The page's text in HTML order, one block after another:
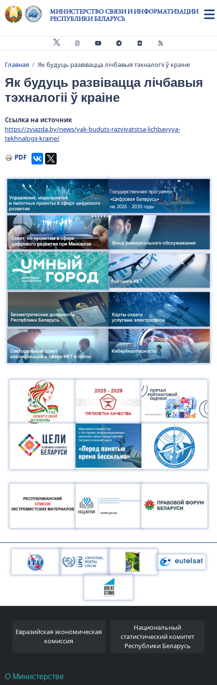
Перейти к основному содержанию
МИНИСТЕРСТВО СВЯЗИ И ИНФОРМАТИЗАЦИИ
РЕСПУБЛИКИ БЕЛАРУСЬ
Строка навигации
Главная Як будуць развівацца лічбавыя тэхналогіі ў краіне
Як будуць развівацца лічбавыя
тэхналогіі ў краіне
Ссылка на источник
https://zviazda.by/news/yak-buduts-razvivatstsa-lichbavyya-
tekhnalogii-kraine/
PDF
Евразийская экономическая
комиссия
Национальный
статистический комитет
Республики Беларусь
О Министерстве